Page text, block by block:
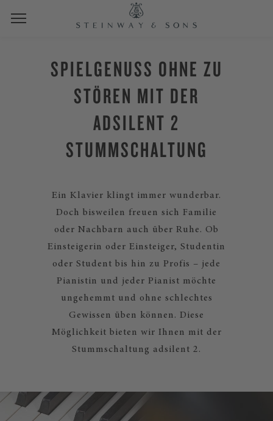
SPIELGENUSS OHNE ZU
STÖREN MIT DER
ADSILENT 2
STUMMSCHALTUNG
Ein Klavier klingt immer wunderbar.
Doch bisweilen freuen sich Familie
oder Nachbarn auch über Ruhe. Ob
Einsteigerin oder Einsteiger, Studentin
oder Student bis hin zu Profis – jede
Pianistin und jeder Pianist möchte
ungehemmt und ohne schlechtes
Gewissen üben können. Diese
Möglichkeit bieten wir Ihnen mit der
Stummschaltung adsilent 2.